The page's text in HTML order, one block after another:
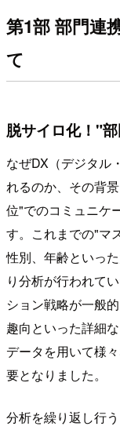
第1部 部門連
て
脱サイロ化！"
なぜDX（デジタル
れるのか、その背
位"でのコミュニケ
す。これまでの"マ
性別、年齢といっ
り分析が行われて
ション戦略が一般
趣向といった詳細
データを用いて様
要となりました。
分析を繰り返し行